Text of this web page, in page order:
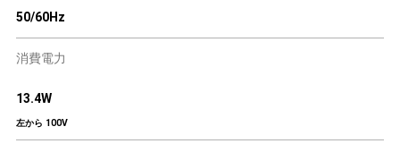
50/60Hz
消費電力
13.4W
左から 100V